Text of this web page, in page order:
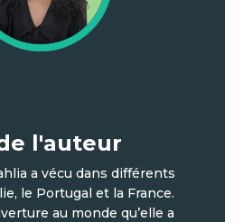
l'auteur
a vécu dans différents
le Portugal et la France.
au monde qu’elle a